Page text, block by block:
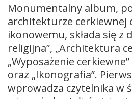
Monumentalny album,
architekturze cerkiewnej
ikonowemu, składa się z
religijna”, „Architektura
„Wyposażenie cerkiewne”
oraz „Ikonografia”.
wprowadza czytelnika w